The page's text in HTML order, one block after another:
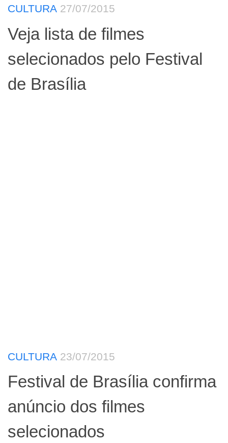
CULTURA 27/07/2015
Veja lista de filmes
selecionados pelo Festival
de Brasília
CULTURA 23/07/2015
Festival de Brasília confirma
anúncio dos filmes
selecionados